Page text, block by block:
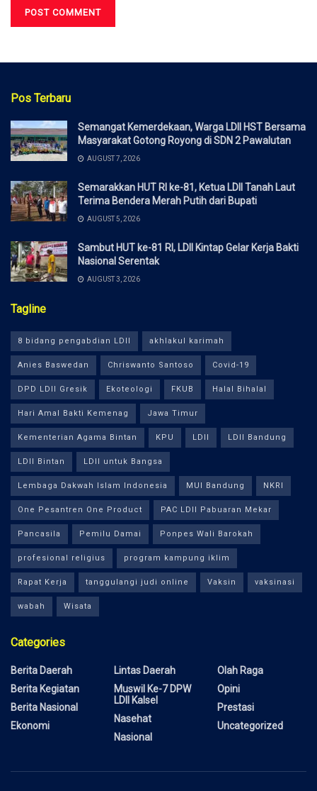
Pos Terbaru
Semangat Kemerdekaan, Warga LDII HST Bersama
Masyarakat Gotong Royong di SDN 2 Pawalutan
AUGUST 7, 2026
Semarakkan HUT RI ke-81, Ketua LDII Tanah Laut
Terima Bendera Merah Putih dari Bupati
AUGUST 5, 2026
Sambut HUT ke-81 RI, LDII Kintap Gelar Kerja Bakti
Nasional Serentak
AUGUST 3, 2026
Tagline
8 bidang pengabdian LDII akhlakul karimah
Anies Baswedan Chriswanto Santoso Covid-19
DPD LDII Gresik Ekoteologi FKUB Halal Bihalal
Hari Amal Bakti Kemenag Jawa Timur
Kementerian Agama Bintan KPU LDII LDII Bandung
LDII Bintan LDII untuk Bangsa
Lembaga Dakwah Islam Indonesia MUI Bandung NKRI
One Pesantren One Product PAC LDII Pabuaran Mekar
Pancasila Pemilu Damai Ponpes Wali Barokah
profesional religius program kampung iklim
Rapat Kerja tanggulangi judi online Vaksin vaksinasi
wabah Wisata
Categories
Berita Daerah
Berita Kegiatan
Berita Nasional
Ekonomi
Lintas Daerah
Muswil Ke-7 DPW
LDII Kalsel
Nasehat
Nasional
Olah Raga
Opini
Prestasi
Uncategorized